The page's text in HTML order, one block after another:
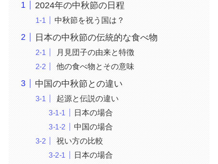
2024年の中秋節の日程
中秋節を祝う国は？
日本の中秋節の伝統的な食べ物
月見団子の由来と特徴
他の食べ物とその意味
中国の中秋節との違い
起源と伝説の違い
日本の場合
中国の場合
祝い方の比較
日本の場合